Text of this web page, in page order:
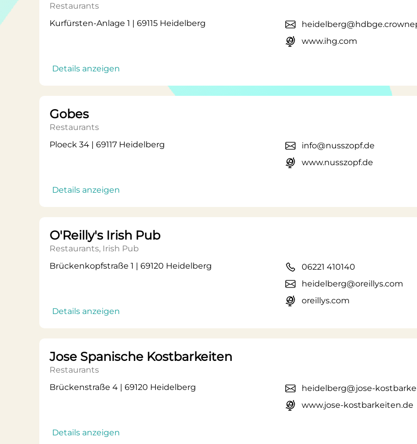
Restaurants
Kurfürsten-Anlage 1 | 69115 Heidelberg
Details anzeigen
www.ihg.com
Gobes
Restaurants
Ploeck 34 | 69117 Heidelberg
Details anzeigen
info@nusszopf.de
www.nusszopf.de
O'Reilly's Irish Pub
Restaurants, Irish Pub
Brückenkopfstraße 1 | 69120 Heidelberg
Details anzeigen
06221 410140
heidelberg@oreillys.com
oreillys.com
Jose Spanische Kostbarkeiten
Restaurants
Brückenstraße 4 | 69120 Heidelberg
Details anzeigen
heidelberg@jose-
www.jose-kostbarkeiten.de